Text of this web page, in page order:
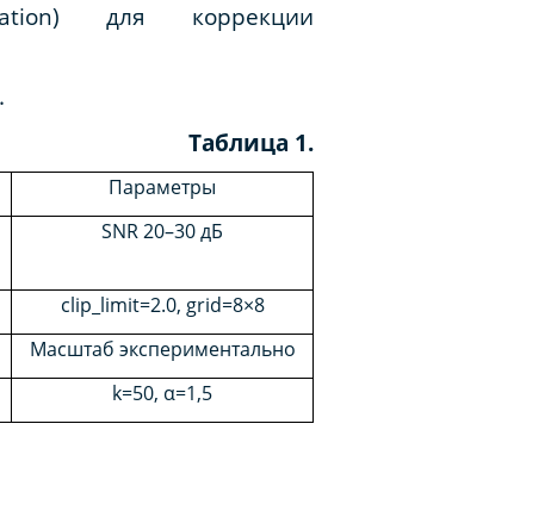
для
коррекции
Таблица 1.
Параметры
SNR 20–30 дБ
clip_limit=2.0, grid=8×8
Масштаб экспериментально
k=50, α=1,5